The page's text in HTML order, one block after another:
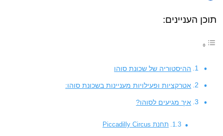
תוכן העניינים:
ההיסטוריה של שכונת סוהו
אטרקציות ופעילויות מעניינות בשכונת סוהו:
איך מגיעים לסוהו?
תחנת Piccadilly Circus